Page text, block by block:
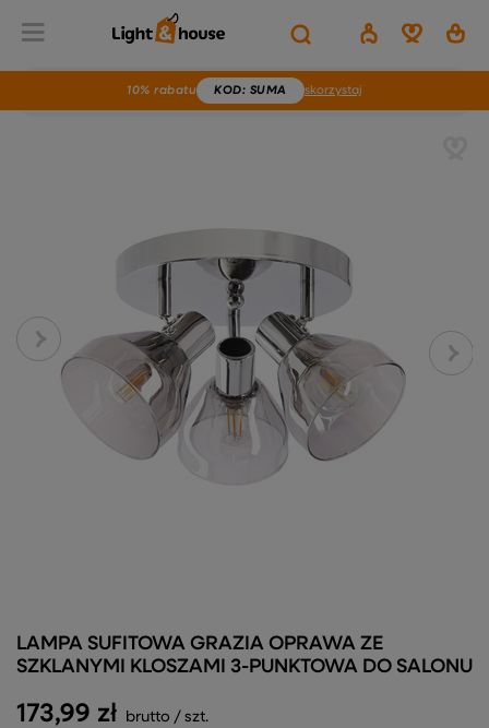
10% rabatu KOD: SUMA skorzystaj
173,99 zł brutto / szt.
LAMPA SUFITOWA GRAZIA OPRAWA ZE
SZKLANYMI KLOSZAMI 3-PUNKTOWA DO SALONU